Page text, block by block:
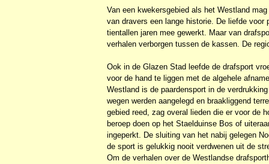
Van een kwekersgebied als het Westland
van dravers een lange historie. De liefde voor
tientallen jaren mee gewerkt. Maar van
verhalen verborgen tussen de kassen. De
Ook in de Glazen Stad leefde de drafsport
voor de hand te liggen met de algehele
Westland is de paardensport in de
wegen werden aangelegd en braakliggend
gebied reed, zag overal lieden die er voor de
beroep doen op het Staelduinse Bos of
ingeperkt. De sluiting van het nabij gelegen
de sport is gelukkig nooit verdwenen uit de
Om de verhalen over de Westlandse